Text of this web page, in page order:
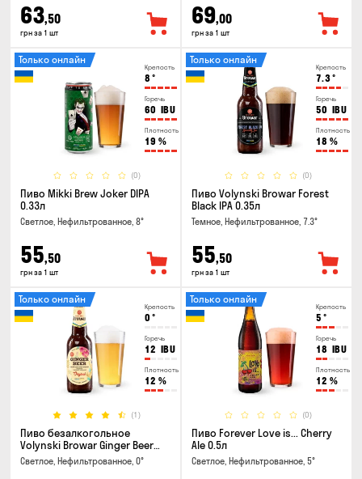
63,50
грн за 1 шт
69,00
грн за 1 шт
Крепость
8 °
Горечь
60 IBU
Плотность
19 %
(0)
Только онлайн
Пиво Mikki Brew Joker DIPA
0.33л
Светлое, Нефильтрованное, 8°
55,50
грн за 1 шт
Крепость
7.3°
Горечь
50 IBU
Плотность
18 %
(0)
Только онлайн
Пиво Volynski Browar Forest
Black IPA 0.35л
Темное, Нефильтрованное, 7.3°
55,50
грн за 1 шт
Крепость
0 °
Горечь
12 IBU
Плотность
12 %
(1)
Только онлайн
Пиво безалкогольное
Volynski Browar Ginger Beer
0.35л
Светлое, Нефильтрованное, 0°
Крепость
5 °
Горечь
18 IBU
Плотность
12 %
(0)
Только онлайн
Пиво Forever Love is... Cherry
Ale 0.5л
Светлое, Нефильтрованное, 5°